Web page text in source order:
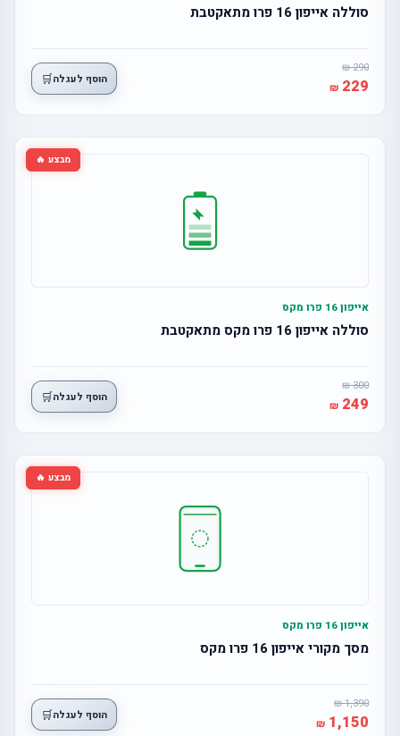
סוללה אייפון 16 פרו מתאקטבת
290
229 הוסף לעגלה🛒
מבצע 🔥
אייפון 16 פרו מקס
סוללה אייפון 16 פרו מקס מתאקטבת
300
249 הוסף לעגלה🛒
מבצע 🔥
אייפון 16 פרו מקס
מסך מקורי אייפון 16 פרו מקס
1,390
1,150 הוסף לעגלה🛒